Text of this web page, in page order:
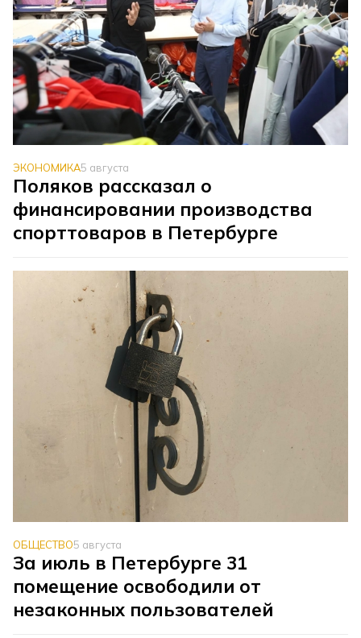
ЭКОНОМИКА5 августа
Поляков рассказал о
финансировании производства
спорттоваров в Петербурге
ОБЩЕСТВО5 августа
За июль в Петербурге 31
помещение освободили от
незаконных пользователей